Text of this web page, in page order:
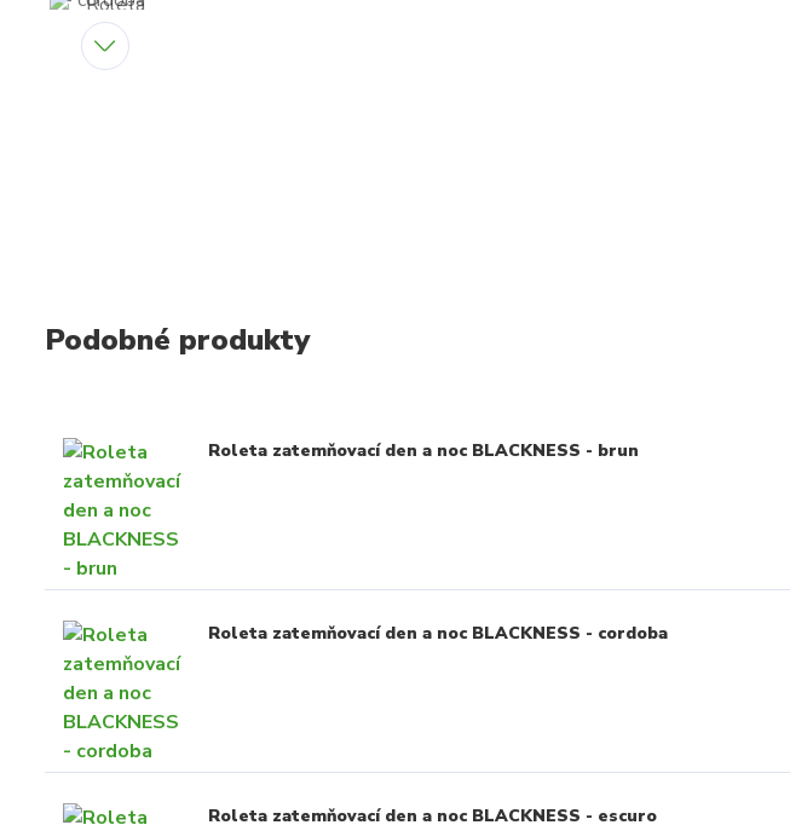
Podobné produkty
Roleta zatemňovací den a noc BLACKNESS - brun
Roleta zatemňovací den a noc BLACKNESS - cordoba
Roleta zatemňovací den a noc BLACKNESS - escuro